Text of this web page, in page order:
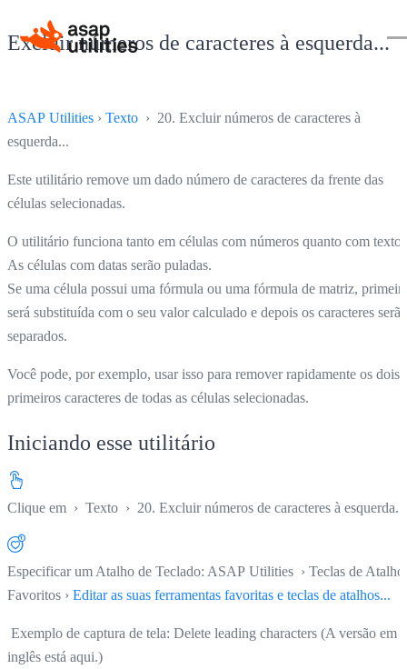
Excluir números de caracteres à esquerda...
ASAP Utilities › Texto › 20. Excluir números de caracteres à
esquerda...
Este utilitário remove um dado número de caracteres da frente das
células selecionadas.
O utilitário funciona tanto em células com números quanto com texto.
As células com datas serão puladas.
Se uma célula possui uma fórmula ou uma fórmula de matriz,
será substituída com o seu valor calculado e depois os caracteres serão
separados.
Você pode, por exemplo, usar isso para remover rapidamente os dois
primeiros caracteres de todas as células selecionadas.
Iniciando esse utilitário
Clique em › Texto › 20. Excluir números de caracteres à esquerda...
Especificar um Atalho de Teclado: ASAP Utilities › Teclas de Atalho
Favoritos › Editar as suas ferramentas favoritas e teclas de atalhos...
Exemplo de captura de tela: Delete leading characters (A versão em
inglês está aqui.)